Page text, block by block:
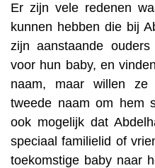
Er zijn vele redenen
kunnen hebben die bij
zijn aanstaande
voor hun baby, en
naam, maar willen
tweede naam om hem
ook mogelijk dat
speciaal familielid of
toekomstige baby naar